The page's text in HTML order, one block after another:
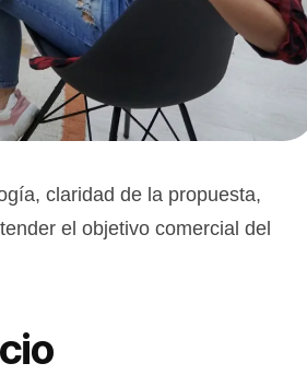
claridad de la propuesta,
el objetivo comercial del